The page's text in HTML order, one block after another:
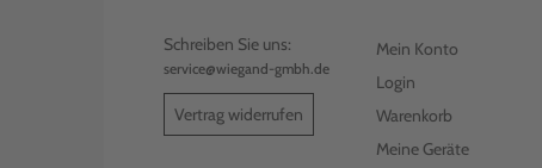
Schreiben Sie uns:
service@wiegand-gmbh.de
Vertrag widerrufen
Mein Konto
Login
Warenkorb
Meine Geräte